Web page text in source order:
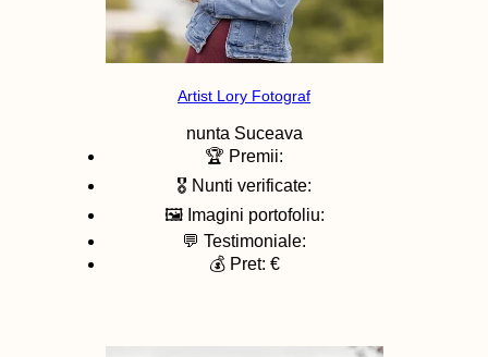
Artist Lory Fotograf
nunta Suceava
🏆 Premii:
🎖️ Nunti verificate:
🖼️ Imagini portofoliu:
💬 Testimoniale:
💰 Pret: €